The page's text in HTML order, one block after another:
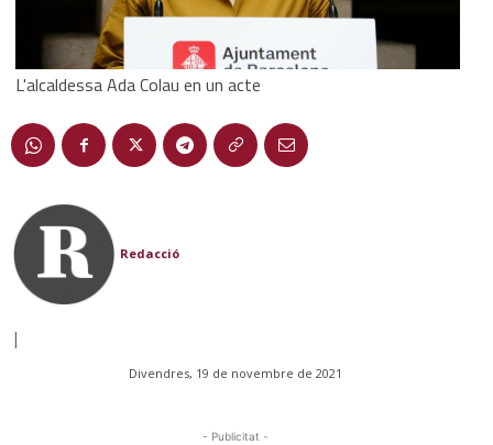
L'alcaldessa Ada Colau en un acte
Redacció
|
Divendres, 19 de novembre de 2021
- Publicitat -